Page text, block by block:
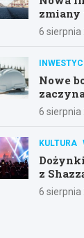
zmiany
6 sierpnia
Nowe
6 sierpnia
KULTURA
z
6 sierpnia